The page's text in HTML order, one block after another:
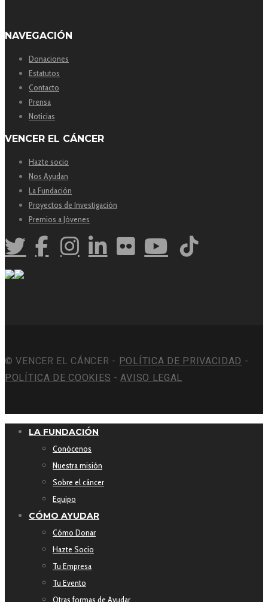
NAVEGACIÓN
Donaciones
Estatutos
Contacto
Prensa
Noticias
VENCER EL CÁNCER
Hazte socio
Nos Ayudan
La Fundación
Proyectos de Investigación
Premios a Jóvenes
© VENCER EL CÁNCER - POLÍTICA DE PRIVACIDAD -
POLÍTICA DE COOKIES -AVISO LEGAL
LA FUNDACIÓN
Conócenos
Nuestra misión
Sobre el cáncer
Equipo
CÓMO AYUDAR
Cómo Donar
Hazte Socio
Tu Empresa
Tu Evento
Otras formas de Ayudar